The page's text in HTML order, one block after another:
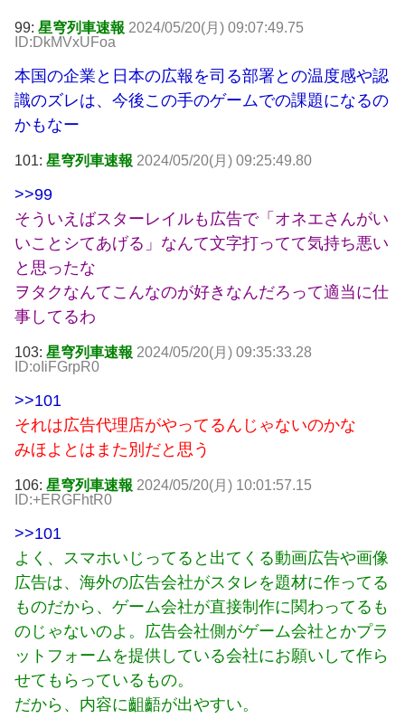
99: 星穹列車速報 2024/05/20(月) 09:07:49.75
ID:DkMVxUFoa
本国の企業と日本の広報を司る部署との温度感や認
識のズレは、今後この手のゲームでの課題になるの
かもなー
101: 星穹列車速報 2024/05/20(月) 09:25:49.80
>>99
そういえばスターレイルも広告で「オネエさんがい
いことシてあげる」なんて文字打ってて気持ち悪い
と思ったな
ヲタクなんてこんなのが好きなんだろって適当に仕
事してるわ
103: 星穹列車速報 2024/05/20(月) 09:35:33.28
ID:oIiFGrpR0
>>101
それは広告代理店がやってるんじゃないのかな
みほよとはまた別だと思う
106: 星穹列車速報 2024/05/20(月) 10:01:57.15
ID:+ERGFhtR0
>>101
よく、スマホいじってると出てくる動画広告や画像
広告は、海外の広告会社がスタレを題材に作ってる
ものだから、ゲーム会社が直接制作に関わってるも
のじゃないのよ。広告会社側がゲーム会社とかプラ
ットフォームを提供している会社にお願いして作ら
せてもらっているもの。
だから、内容に齟齬が出やすい。